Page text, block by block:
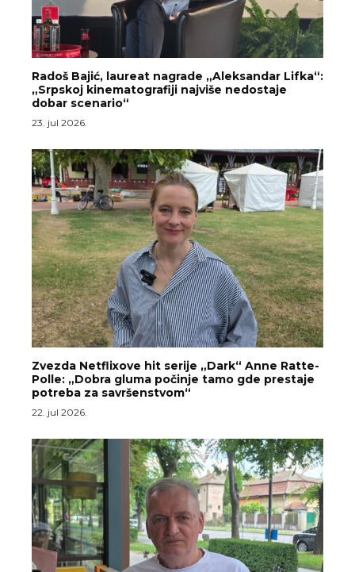
Radoš Bajić, laureat nagrade „Aleksandar Lifka“:
„Srpskoj kinematografiji najviše nedostaje
dobar scenario“
23. jul 2026.
Zvezda Netflixove hit serije „Dark“ Anne Ratte-
Polle: „Dobra gluma počinje tamo gde prestaje
potreba za savršenstvom“
22. jul 2026.